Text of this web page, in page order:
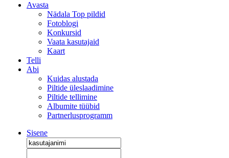
Avasta
Nädala Top pildid
Fotoblogi
Konkursid
Vaata kasutajaid
Kaart
Telli
Abi
Kuidas alustada
Piltide üleslaadimine
Piltide tellimine
Albumite tüübid
Partnerlusprogramm
Sisene